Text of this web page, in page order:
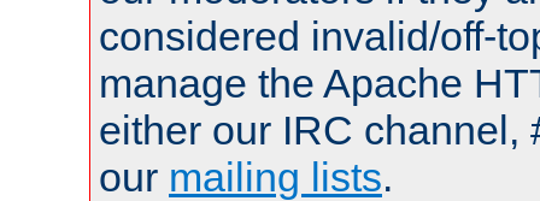
considered invalid/off-
manage the Apache
either our IRC channel,
our mailing lists.